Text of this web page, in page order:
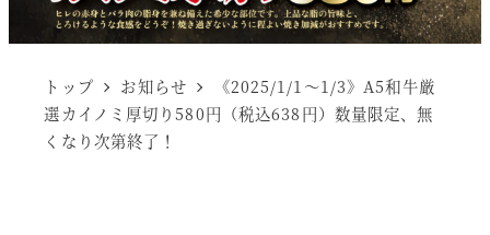
トップ お知らせ
《2025/1/1～1/3》A5和牛厳
選カイノミ厚切り580円（税込638円）数量限定、無
くなり次第終了！